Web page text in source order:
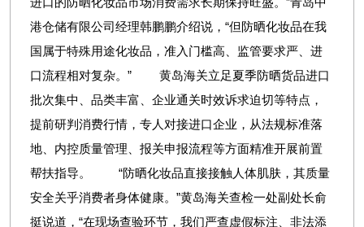
港仓储有限公司经理韩鹏鹏介绍说，“但防晒化妆品在我
国属于特殊用途化妆品，准入门槛高、监管要求严、进
口流程相对复杂。” 黄岛海关立足夏季防晒货品进口
批次集中、品类丰富、企业通关时效诉求迫切等特点，
提前研判消费行情，专人对接进口企业，从法规标准落
地、内控质量管理、报关申报流程等方面精准开展前置
帮扶指导。 “防晒化妆品直接接触人体肌肤，其质量
安全关乎消费者身体健康。”黄岛海关查检一处副处长俞
挺说道，“在现场查验环节，我们严查虚假标注、非法添